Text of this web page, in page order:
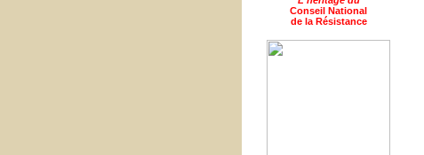
Conseil National
de la Résistance